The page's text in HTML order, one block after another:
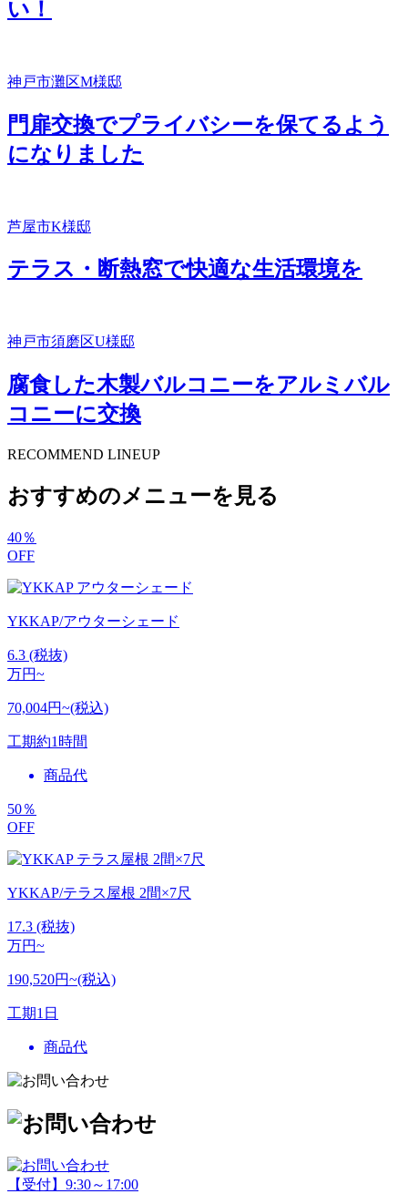
い！
神戸市灘区M様邸
門扉交換でプライバシーを保てるよう
になりました
芦屋市K様邸
テラス・断熱窓で快適な生活環境を
神戸市須磨区U様邸
腐食した木製バルコニーをアルミバル
コニーに交換
RECOMMEND LINEUP
おすすめのメニューを見る
40％
OFF
YKKAP/アウターシェード
6.3 (税抜)
万円~
70,004円~(税込)
工期約1時間
商品代
50％
OFF
YKKAP/テラス屋根 2間×7尺
17.3 (税抜)
万円~
190,520円~(税込)
工期1日
商品代
【受付】9:30～17:00